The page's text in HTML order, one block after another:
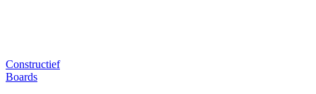
Constructief
Boards